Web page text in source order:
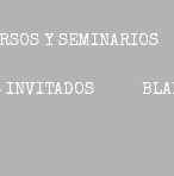
Y SEMINARIOS
INVITADOS